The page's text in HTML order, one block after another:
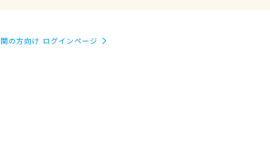
の方向け ログインページ